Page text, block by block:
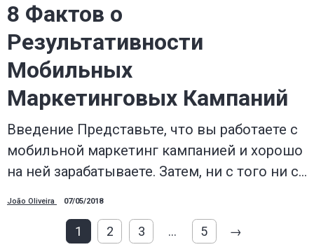
8 Фактов о
Результативности
Мобильных
Маркетинговых Кампаний
Введение Представьте, что вы работаете с
мобильной маркетинг кампанией и хорошо
на ней зарабатываете. Затем, ни с того ни с…
João Oliveira 07/05/2018
1 2 3 … 5 →